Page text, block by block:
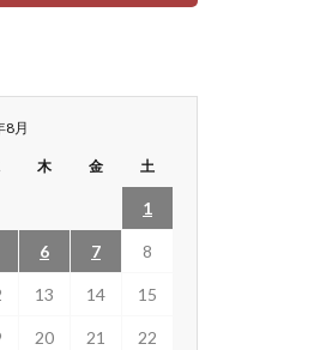
8月
木 金 土
1
6 7 8
13 14 15
20 21 22